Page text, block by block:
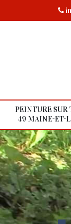
PEINTURE SUR
49 MAINE-ET-